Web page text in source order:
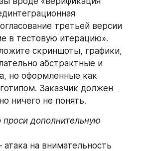
третьей версии
в тестовую итерацию».
скриншоты, графики,
абстрактные и
но оформленные как
Заказчик должен
ничего не понять.
дополнительную
на внимательность